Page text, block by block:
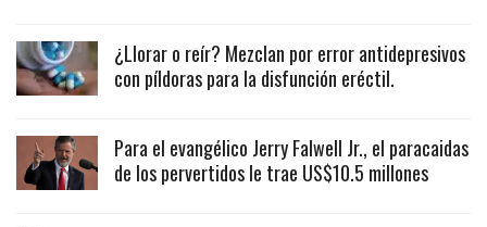
¿Llorar o reír? Mezclan por error antidepresivos
con píldoras para la disfunción eréctil.
Para el evangélico Jerry Falwell Jr., el paracaidas
de los pervertidos le trae US$10.5 millones